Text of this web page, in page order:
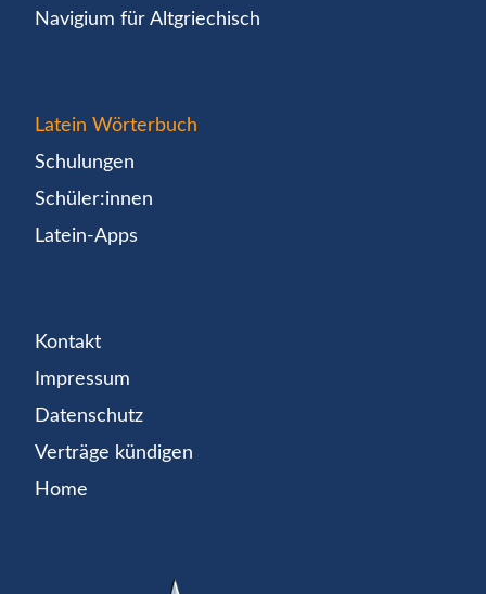
Navigium für Altgriechisch
Latein Wörterbuch
Schulungen
Schüler:innen
Latein-Apps
Kontakt
Impressum
Datenschutz
Verträge kündigen
Home